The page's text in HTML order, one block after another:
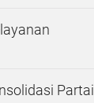
Partai